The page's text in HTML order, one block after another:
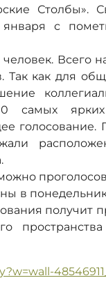
Столбы».
с
человек. Всего
Так как для
10 самых
голосование.
в
получит